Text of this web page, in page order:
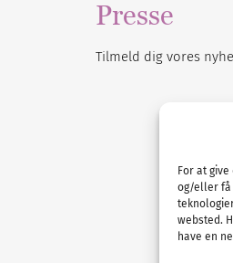
For at
og/eller få
websted.
have en
Presse
Tilmeld dig vores